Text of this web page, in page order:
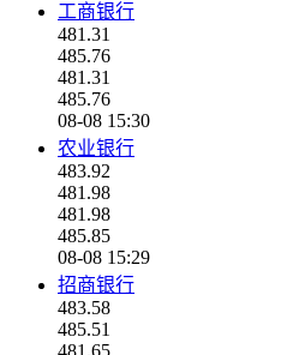
工商银行
481.31
485.76
481.31
485.76
08-08 15:30
农业银行
483.92
481.98
481.98
485.85
08-08 15:29
招商银行
483.58
485.51